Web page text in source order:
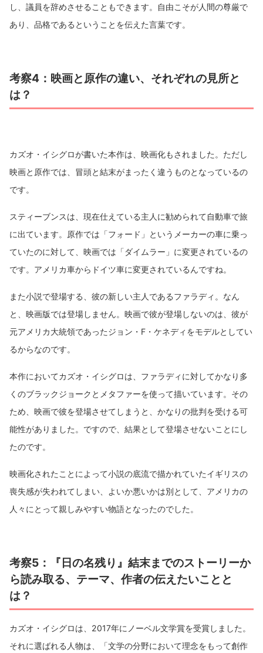
し、議員を辞めさせることもできます。自由こそが人間の尊厳で
あり、品格であるということを伝えた言葉です。
考察4：映画と原作の違い、それぞれの見所と
は？
カズオ・イシグロが書いた本作は、映画化もされました。ただし
映画と原作では、冒頭と結末がまったく違うものとなっているの
です。
スティーブンスは、現在仕えている主人に勧められて自動車で旅
に出ています。原作では「フォード」というメーカーの車に乗っ
ていたのに対して、映画では「ダイムラー」に変更されているの
です。アメリカ車からドイツ車に変更されているんですね。
また小説で登場する、彼の新しい主人であるファラディ。なん
と、映画版では登場しません。映画で彼が登場しないのは、彼が
元アメリカ大統領であったジョン・F・ケネディをモデルとしてい
るからなのです。
本作においてカズオ・イシグロは、ファラディに対してかなり多
くのブラックジョークとメタファーを使って描いています。その
ため、映画で彼を登場させてしまうと、かなりの批判を受ける可
能性がありました。ですので、結果として登場させないことにし
たのです。
映画化されたことによって小説の底流で描かれていたイギリスの
喪失感が失われてしまい、よいか悪いかは別として、アメリカの
人々にとって親しみやすい物語となったのでした。
考察5：『日の名残り』結末までのストーリーか
ら読み取る、テーマ、作者の伝えたいことと
は？
カズオ・イシグロは、2017年にノーベル文学賞を受賞しました。
それに選ばれる人物は、「文学の分野において理念をもって創作